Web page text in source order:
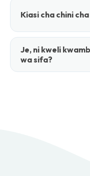
Kiasi cha chini
Je, ni kweli
wa sifa?